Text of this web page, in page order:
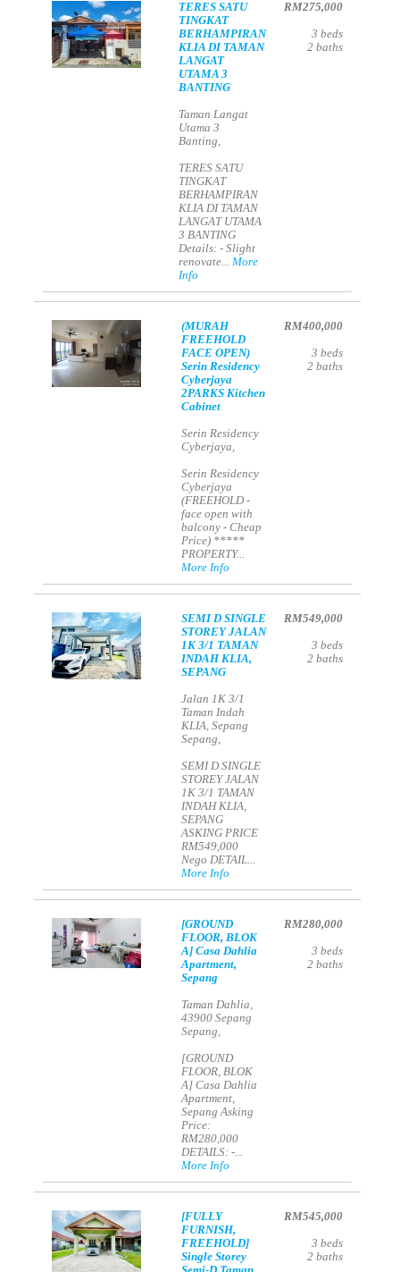
TERES SATU
TINGKAT
BERHAMPIRAN
KLIA DI TAMAN
LANGAT
UTAMA 3
BANTING
Taman Langat
Utama 3
Banting,
TERES SATU
TINGKAT
BERHAMPIRAN
KLIA DI TAMAN
LANGAT UTAMA
3 BANTING
Details: - Slight
renovate...More
Info
RM275,000
3 beds
2 baths
(MURAH
FREEHOLD
FACE OPEN)
Serin Residency
Cyberjaya
2PARKS Kitchen
Cabinet
Serin Residency
Cyberjaya,
Serin Residency
Cyberjaya
(FREEHOLD -
face open with
balcony - Cheap
Price) *****
PROPERTY...
More Info
RM400,000
3 beds
2 baths
SEMI D SINGLE
STOREY JALAN
1K 3/1 TAMAN
INDAH KLIA,
SEPANG
Jalan 1K 3/1
Taman Indah
KLIA, Sepang
Sepang,
SEMI D SINGLE
STOREY JALAN
1K 3/1 TAMAN
INDAH KLIA,
SEPANG
ASKING PRICE
RM549,000
Nego DETAIL...
More Info
RM549,000
3 beds
2 baths
[GROUND
FLOOR, BLOK
A] Casa Dahlia
Apartment,
Sepang
Taman Dahlia,
43900 Sepang
Sepang,
[GROUND
FLOOR, BLOK
A] Casa Dahlia
Apartment,
Sepang Asking
Price:
RM280,000
DETAILS: -...
More Info
RM280,000
3 beds
2 baths
[FULLY
FURNISH,
FREEHOLD]
Single Storey
RM545,000
3 beds
2 baths